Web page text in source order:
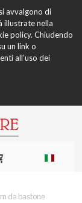
avvalgono di
illustrate nella
policy. Chiudendo
un link o
all’uso dei
da bastone